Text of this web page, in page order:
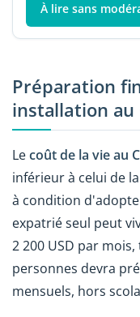
À lire sans
Préparation
installation au
Lecoût de la vie au
inférieur à celui de
à condition
expatrié seul peut
2 200 USD par
personnes devra
mensuels, hors